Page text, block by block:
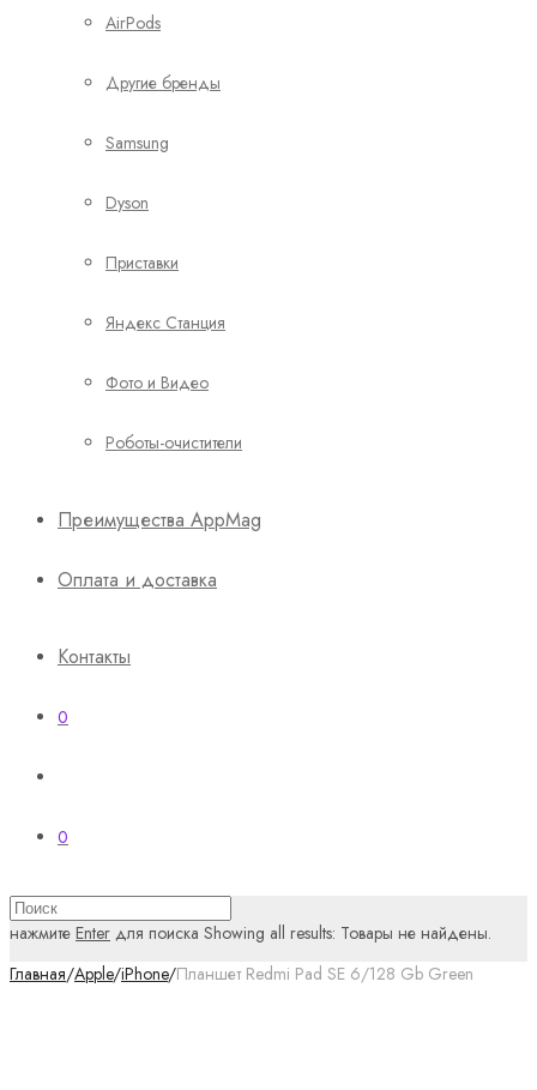
AirPods
Другие бренды
Samsung
Dyson
Приставки
Яндекс Станция
Фото и Видео
Роботы-очистители
Преимущества AppMag
Оплата и доставка
Контакты
0
0
нажмите Enter для поиска Showing all results: Товары не найдены.
Главная/Apple/iPhone/Планшет Redmi Pad SE 6/128 Gb Green